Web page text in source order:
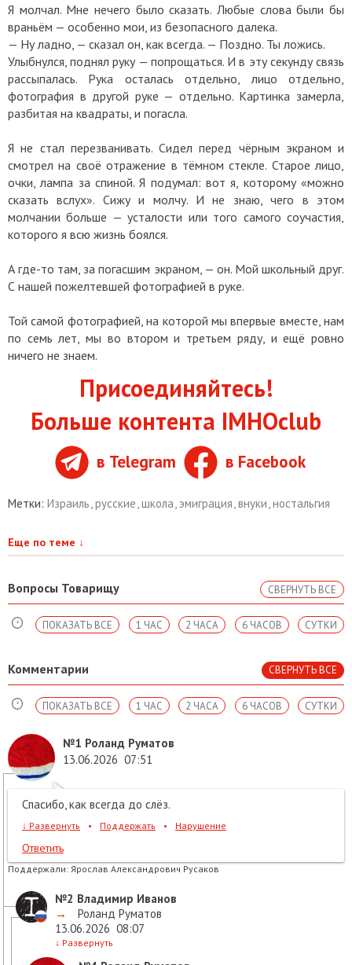
Я молчал. Мне нечего было сказать. Любые слова были бы
враньём — особенно мои, из безопасного далека.
— Ну ладно, — сказал он, как всегда. — Поздно. Ты ложись.
Улыбнулся, поднял руку — попрощаться. И в эту секунду связь
рассыпалась. Рука осталась отдельно, лицо отдельно,
фотография в другой руке — отдельно. Картинка замерла,
разбитая на квадраты, и погасла.
Я не стал перезванивать. Сидел перед чёрным экраном и
смотрел на своё отражение в тёмном стекле. Старое лицо,
очки, лампа за спиной. Я подумал: вот я, которому «можно
сказать вслух». Сижу и молчу. И не знаю, чего в этом
молчании больше — усталости или того самого соучастия,
которого я всю жизнь боялся.
А где-то там, за погасшим экраном, — он. Мой школьный друг.
С нашей пожелтевшей фотографией в руке.
Той самой фотографией, на которой мы впервые вместе, нам
по семь лет, мы во втором и третьем ряду, и ещё ровно
ничего не знаем.
Присоединяйтесь!
Больше контента IMHOclub
в Telegram в Facebook
Метки: Израиль,русские,школа,эмиграция,внуки,ностальгия
Еще по теме ↓
Вопросы Товарищу СВЕРНУТЬ ВСЕ
СУТКИ
6 ЧАСОВ
2 ЧАСА
1 ЧАС
ПОКАЗАТЬ ВСЕ
Комментарии СВЕРНУТЬ ВСЕ
СУТКИ
6 ЧАСОВ
2 ЧАСА
1 ЧАС
ПОКАЗАТЬ ВСЕ
№1 Роланд Руматов
13.06.2026 07:51
Спасибо, как всегда до слёз.
↓ Развернуть • Поддержать • Нарушение
Ответить
Поддержали: Ярослав Александрович Русаков
№2 Владимир Иванов
→
Роланд Руматов
13.06.2026 08:07
↓ Развернуть